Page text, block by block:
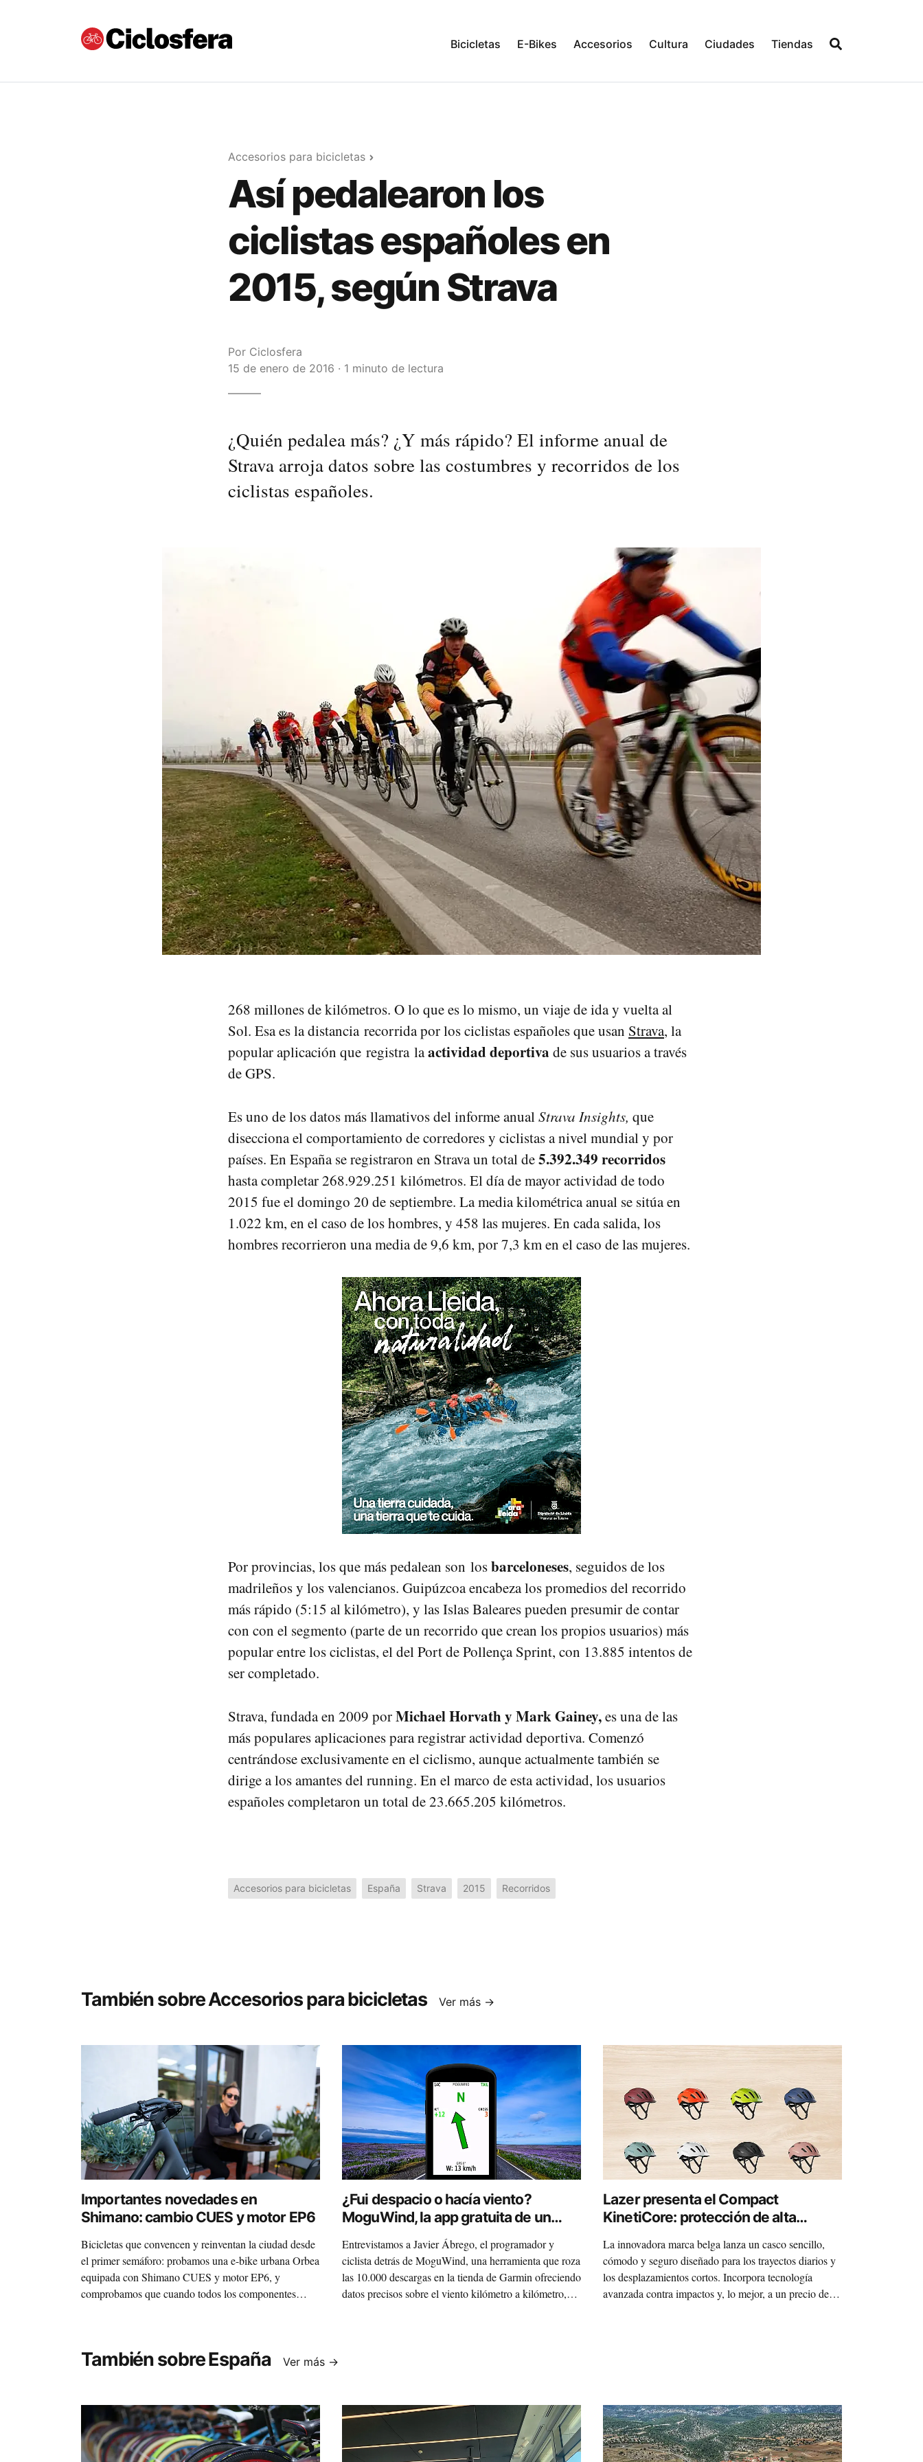
Bicicletas E-Bikes Accesorios Cultura Ciudades Tiendas
Accesorios para bicicletas
Así pedalearon los
ciclistas españoles en
2015, según Strava
Por Ciclosfera
15 de enero de 2016 · 1 minuto de lectura
¿Quién pedalea más? ¿Y más rápido? El informe anual de
Strava arroja datos sobre las costumbres y recorridos de los
ciclistas españoles.
268 millones de kilómetros. O lo que es lo mismo, un viaje de ida y vuelta al
Sol. Esa es la distancia recorrida por los ciclistas españoles que usan Strava, la
popular aplicación que registra laactividad deportiva de sus usuarios a través
de GPS.
Es uno de los datos más llamativos del informe anualStrava Insights, que
disecciona el comportamiento de corredores y ciclistas a nivel mundial y por
países. En España se registraron en Strava un total de5.392.349 recorridos
hasta completar 268.929.251 kilómetros. El día de mayor actividad de todo
2015 fue el domingo 20 de septiembre. La media kilométrica anual se sitúa en
1.022 km, en el caso de los hombres, y 458 las mujeres. En cada salida, los
hombres recorrieron una media de 9,6 km, por 7,3 km en el caso de las mujeres.
Por provincias, los que más pedalean son losbarceloneses, seguidos de los
madrileños y los valencianos. Guipúzcoa encabeza los promedios del recorrido
más rápido (5:15 al kilómetro), y las Islas Baleares pueden presumir de contar
con con el segmento (parte de un recorrido que crean los propios usuarios) más
popular entre los ciclistas, el del Port de Pollença Sprint, con 13.885 intentos de
ser completado.
Strava, fundada en 2009 porMichael Horvath y Mark Gainey,es una de las
más populares aplicaciones para registrar actividad deportiva. Comenzó
centrándose exclusivamente en el ciclismo, aunque actualmente también se
dirige a los amantes del running. En el marco de esta actividad, los usuarios
españoles completaron un total de 23.665.205 kilómetros.
Accesorios para bicicletas España Strava 2015 Recorridos
También sobre Accesorios para bicicletas Ver más →
Importantes novedades en
Shimano: cambio CUES y motor EP6
Bicicletas que convencen y reinventan la ciudad desde
el primer semáforo: probamos una e-bike urbana Orbea
equipada con Shimano CUES y motor EP6, y
comprobamos que cuando todos los componentes
¿Fui despacio o hacía viento?
MoguWind, la app gratuita de un
ciclista español que triunfa en
Garmin
Entrevistamos a Javier Ábrego, el programador y
ciclista detrás de MoguWind, una herramienta que roza
las 10.000 descargas en la tienda de Garmin ofreciendo
datos precisos sobre el viento kilómetro a kilómetro,
Lazer presenta el Compact
KinetiCore: protección de alta
principiantes
La innovadora marca belga lanza un casco sencillo,
cómodo y seguro diseñado para los trayectos diarios y
los desplazamientos cortos. Incorpora tecnología
avanzada contra impactos y, lo mejor, a un precio de
También sobre España Ver más →